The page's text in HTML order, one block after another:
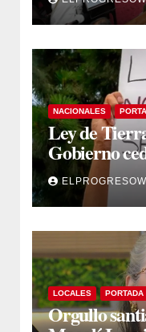
NACIONALES
Ley de
Gobierno
capítulo de la
LOCALES PORTADA
Orgullo